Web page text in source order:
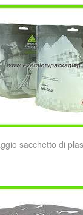
sacchetto di